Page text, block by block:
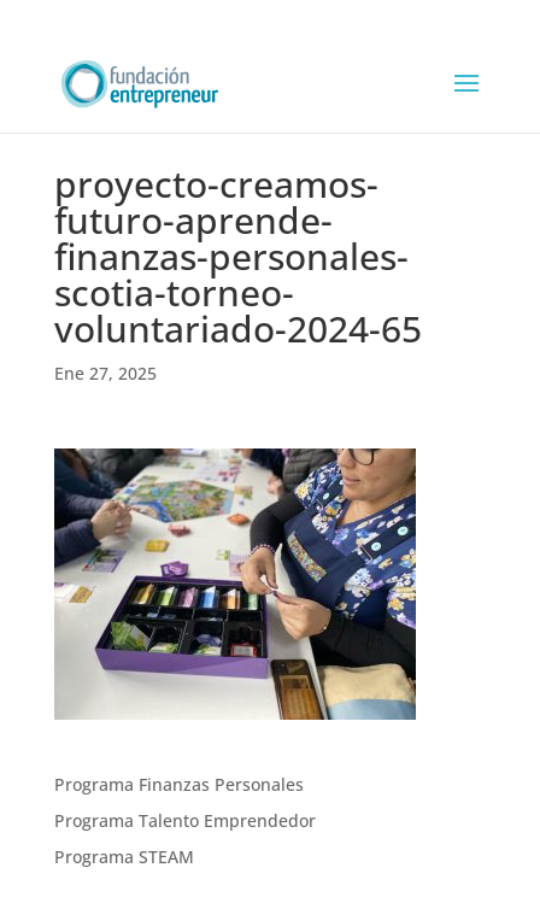
proyecto-creamos-
futuro-aprende-
finanzas-personales-
scotia-torneo-
voluntariado-2024-65
Ene 27, 2025
Programa Finanzas Personales
Programa Talento Emprendedor
Programa STEAM